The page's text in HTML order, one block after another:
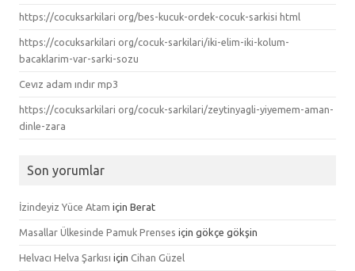
https://cocuksarkilari org/bes-kucuk-ordek-cocuk-sarkisi html
https://cocuksarkilari org/cocuk-sarkilari/iki-elim-iki-kolum-
bacaklarim-var-sarki-sozu
Cevız adam ındır mp3
https://cocuksarkilari org/cocuk-sarkilari/zeytinyagli-yiyemem-aman-
dinle-zara
Son yorumlar
İzindeyiz Yüce Atam için Berat
Masallar Ülkesinde Pamuk Prenses için gökçe gökşin
Helvacı Helva Şarkısı için Cihan Güzel